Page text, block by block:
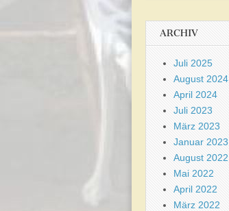
ARCHIV
Juli 2025
August 2024
April 2024
Juli 2023
März 2023
Januar 2023
August 2022
Mai 2022
April 2022
März 2022